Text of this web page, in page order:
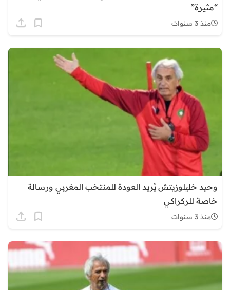
“مثيرة”
منذ 3 سنوات
وحيد خليلوزيتش يُريد العودة للمنتخب المغربي ورسالة
خاصة للركراكي
منذ 3 سنوات